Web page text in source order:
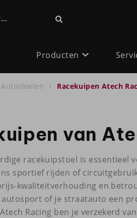
Producten
Autostoelen Racekuipen Atech
van
racekuipstoel is
sportief rijden of
kwaliteitverhouding en
of je straatauto een
Racing ben je verzekerd